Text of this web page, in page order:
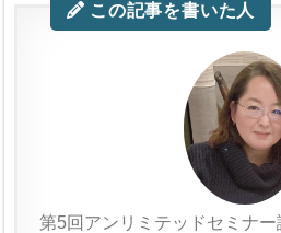
この記事を書いた人
第5回アンリミテッドセミナー